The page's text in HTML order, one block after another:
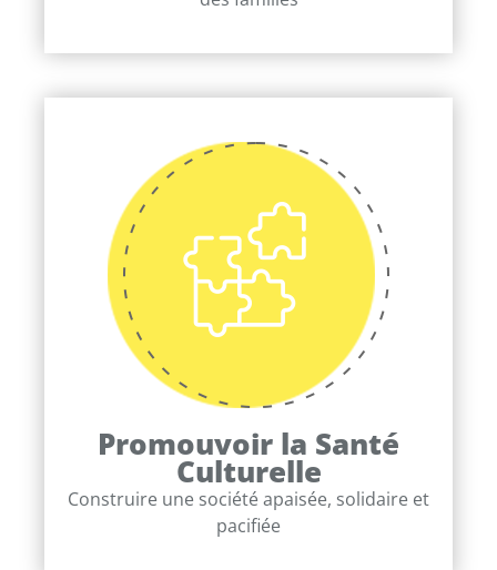
Promouvoir la Santé
Culturelle
Construire une société apaisée, solidaire et
pacifiée